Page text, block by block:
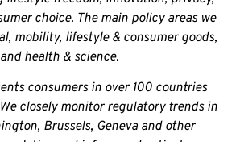
choice. The main policy areas we
mobility, lifestyle & consumer goods,
and health & science.
consumers in over 100 countries
closely monitor regulatory trends in
Brussels, Geneva and other